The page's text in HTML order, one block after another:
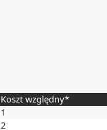
Koszt względny*
1
2